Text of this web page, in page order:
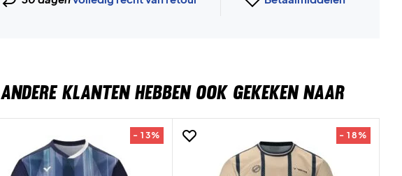
ANDERE KLANTEN HEBBEN OOK GEKEKEN NAAR
- 13% - 18%